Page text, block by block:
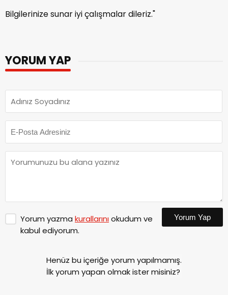
Bilgilerinize sunar iyi çalışmalar dileriz."
YORUM YAP
Yorum yazma kurallarınıokudum ve
kabul ediyorum.
Yorum Yap
Henüz bu içeriğe yorum yapılmamış.
İlk yorum yapan olmak ister misiniz?